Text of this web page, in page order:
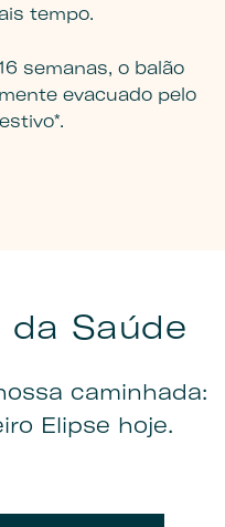
tempo.
semanas, o balão
evacuado pelo
da Saúde
caminhada:
Elipse hoje.